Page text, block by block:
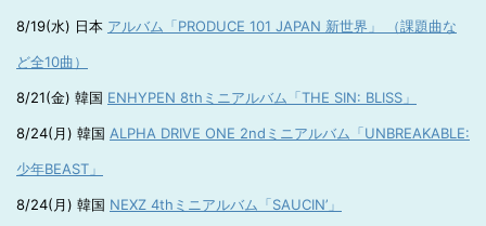
8/19(水) 日本 アルバム「PRODUCE 101 JAPAN 新世界」 （課題曲な
ど全10曲）
8/21(金) 韓国 ENHYPEN 8thミニアルバム「THE SIN: BLISS」
8/24(月) 韓国 ALPHA DRIVE ONE 2ndミニアルバム「UNBREAKABLE:
少年BEAST」
8/24(月) 韓国 NEXZ 4thミニアルバム「SAUCIN’」